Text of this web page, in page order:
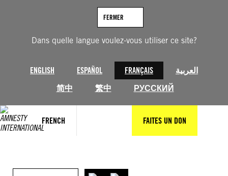
Dans quelle langue voulez-vous utiliser ce site?
ENGLISH ESPAÑOL FRANÇAIS
العربية
简中
繁中 РУССКИЙ
FERMER
FRENCH FAITES UN DON